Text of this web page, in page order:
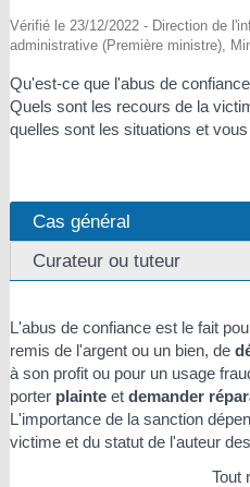
Vérifié le 23/12/2022 - Direction de
administrative (Première ministre),
Qu'est-ce que l'abus de
Quels sont les recours de la
quelles sont les situations et
Cas général
Curateur ou tuteur
L'abus de confiance est le fait
remis de l'argent ou un bien, de
à son profit ou pour un usage
porter plainteet demander
L'importance de la sanction
victime et du statut de l'auteur
Tout